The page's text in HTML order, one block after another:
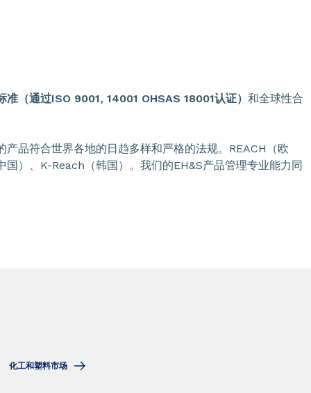
准（通过ISO 9001, 14001 OHSAS 18001认证） 和全球性合
产品符合世界各地的日趋多样和严格的法规。REACH（欧
国）、K-Reach（韩国）。我们的EH&S产品管理专业能力同
化工和塑料市场